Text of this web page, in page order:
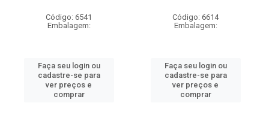
Código: 6541
Embalagem:
Faça seu login ou
cadastre-se para
ver preços e
comprar
Código: 6614
Embalagem:
Faça seu login ou
cadastre-se para
ver preços e
comprar